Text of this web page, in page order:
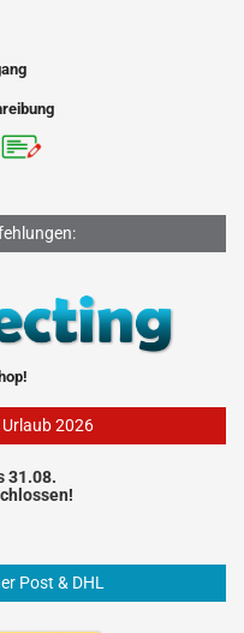
2026
31.08.
Post & DHL